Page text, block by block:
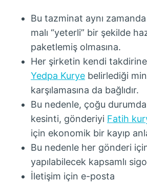
Bu tazminat aynı
malı “yeterli” bir şekilde
paketlemiş olmasına.
Her şirketin kendi takdirine
Yedpa Kurye belirlediği
karşılamasına da bağlıdır.
Bu nedenle, çoğu
kesinti, gönderiyi Fatih
için ekonomik bir kayıp
Bu nedenle her gönderi
yapılabilecek kapsamlı
İletişim için e-posta